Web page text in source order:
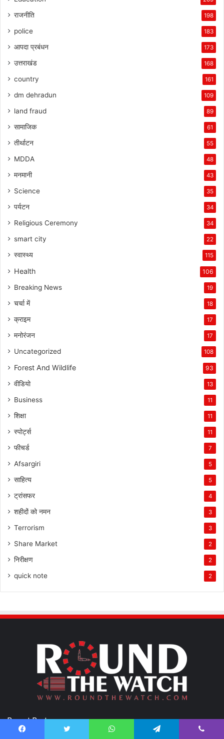
राजनीति 198
police 183
आपदा प्रबंधन 173
उत्तराखंड 168
country 161
dm dehradun 109
land fraud 89
सामाजिक 61
तीर्थाटन 55
MDDA 48
मनमानी 43
Science 35
पर्यटन 34
Religious Ceremony 34
smart city 22
स्वास्थ्य 115
Health 106
Breaking News 19
चर्चा में 18
क्राइम 17
मनोरंजन 17
Uncategorized 108
Forest And Wildlife 93
वीडियो 13
Business 11
शिक्षा 11
स्पोर्ट्स 11
फीचर्ड 7
Afsargiri 5
साहित्य 5
ट्रांसफर 4
शहीदों को नमन 3
Terrorism 3
Share Market 2
निरीक्षण 2
quick note 2
Recent Posts